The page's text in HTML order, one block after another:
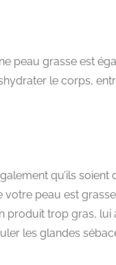
peau grasse est
le corps,
qu’ils
peau est
trop gras, lui
les glandes